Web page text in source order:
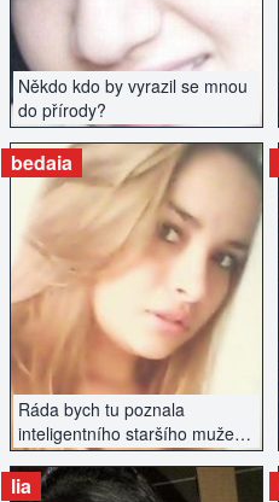
Někdo kdo by vyrazil se mnou
do přírody?
Ráda bych tu poznala
inteligentního staršího muže.
Na vzhledu nezáleží, spíše na
sympatiích a chemii...
bedaia
ZOBRAZIT INZERÁT
lia